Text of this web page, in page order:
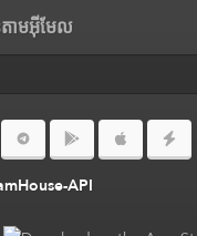
ាមអ៊ីមែល
API